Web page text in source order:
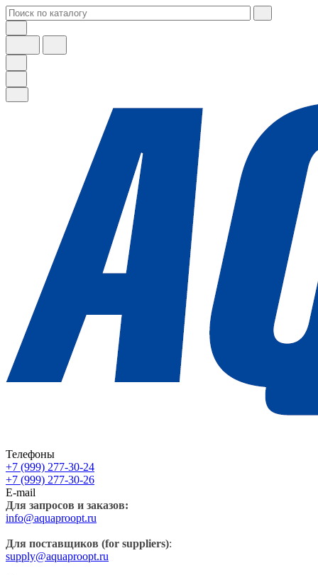
Телефоны
+7 (999) 277-30-24
+7 (999) 277-30-26
E-mail
Для запросов и заказов:
info@aquaproopt.ru
Для поставщиков (for suppliers):
supply@aquaproopt.ru